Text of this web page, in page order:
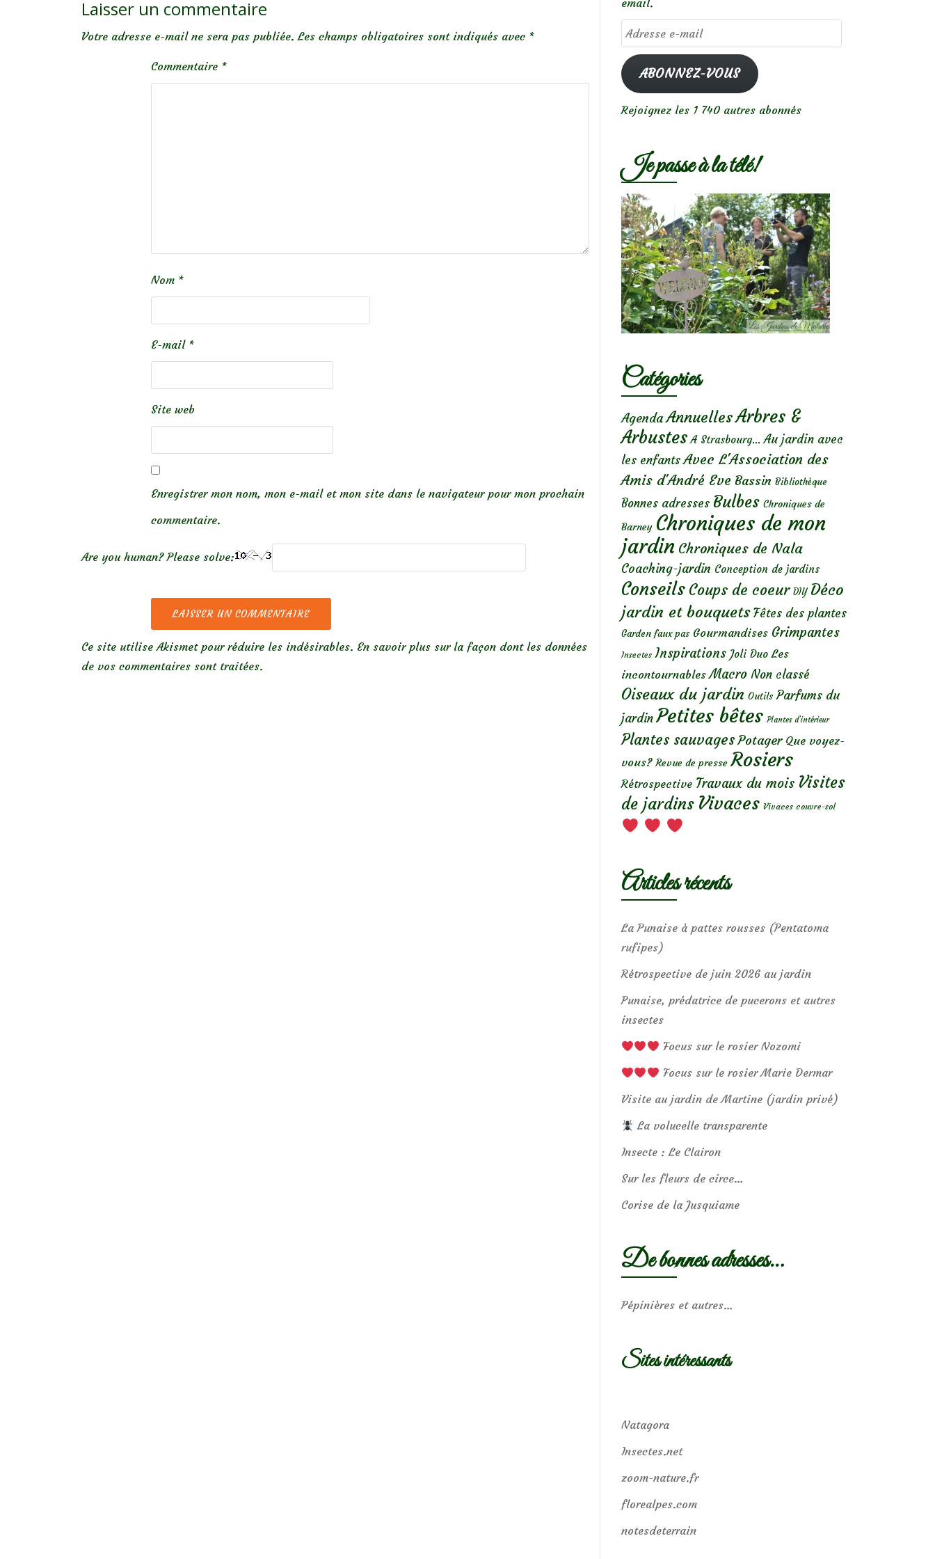
Laisser un commentaire
Votre adresse e-mail ne sera pas publiée. Les champs obligatoires sont indiqués avec *
Commentaire *
Nom *
E-mail *
Site web
Enregistrer mon nom, mon e-mail et mon site dans le navigateur pour mon prochain
commentaire.
Are you human? Please solve:
Ce site utilise Akismet pour réduire les indésirables. En savoir plus sur la façon dont les données
de vos commentaires sont traitées.
email.
Adresse
e-
mailABONNEZ-VOUS
Rejoignez les 1 740 autres abonnés
Je passe à la télé!
Catégories
Agenda AnnuellesArbres &
Arbustes A Strasbourg... Au jardin avec
les enfants Avec L'Association des
Amis d'André Eve Bassin Bibliothèque
Bonnes adresses Bulbes Chroniques de
Barney Chroniques de mon
jardin Chroniques de Nala
Coaching-jardin Conception de jardins
Conseils Coups de coeur DIY Déco
jardin et bouquets Fêtes des plantes
Garden faux pas Gourmandises Grimpantes
Insectes Inspirations Joli Duo Les
incontournables Macro Non classé
Oiseaux du jardin Outils Parfums du
jardin Petites bêtes Plantes d’intérieur
Plantes sauvages Potager Que voyez-
vous? Revue de presse Rosiers
Rétrospective Travaux du mois Visites
de jardins Vivaces Vivaces couvre-sol
Articles récents
La Punaise à pattes rousses (Pentatoma
rufipes)
Rétrospective de juin 2026 au jardin
Punaise, prédatrice de pucerons et autres
insectes
Focus sur le rosier Nozomi
Focus sur le rosier Marie Dermar
Visite au jardin de Martine (jardin privé)
La volucelle transparente
Insecte : Le Clairon
Sur les fleurs de circe…
Corise de la Jusquiame
De bonnes adresses…
Pépinières et autres…
Sites intéressants
Natagora
Insectes.net
zoom-nature.fr
florealpes.com
notesdeterrain